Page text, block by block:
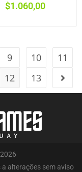
$1.060,00
9 10
11
12
13
alterações sem aviso